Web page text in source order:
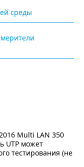
среды
Multi LAN 350
UTP может
тестирования (не